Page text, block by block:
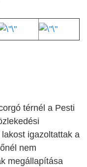
térnél a Pesti
igazoltattak a
nem
megállapítása